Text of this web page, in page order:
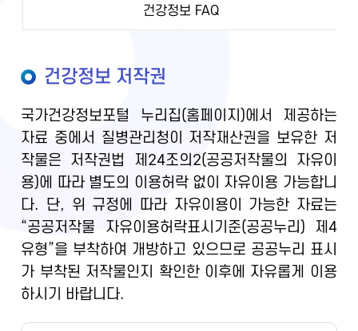
건강정보 FAQ
건강정보 저작권
국가건강정보포털 누리집(홈페이지)에서 제공하는
자료 중에서 질병관리청이 저작재산권을 보유한 저
작물은 저작권법 제24조의2(공공저작물의 자유이
용)에 따라 별도의 이용허락 없이 자유이용 가능합니
다. 단, 위 규정에 따라 자유이용이 가능한 자료는
“공공저작물 자유이용허락표시기준(공공누리) 제4
유형”을 부착하여 개방하고 있으므로 공공누리 표시
가 부착된 저작물인지 확인한 이후에 자유롭게 이용
하시기 바랍니다.